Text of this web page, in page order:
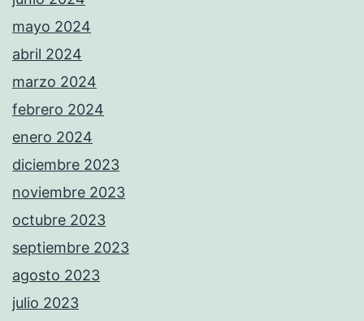
mayo 2024
abril 2024
marzo 2024
febrero 2024
enero 2024
diciembre 2023
noviembre 2023
octubre 2023
septiembre 2023
agosto 2023
julio 2023